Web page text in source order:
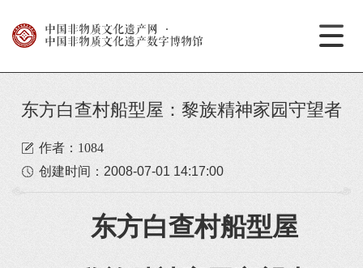
中国非物质文化遗产网
·
中国非物质文化遗产数字博物馆
东方白查村船型屋：黎族精神家园守望者
作者：1084
创建时间： 2008-07-01 14:17:00
东方白查村船型屋